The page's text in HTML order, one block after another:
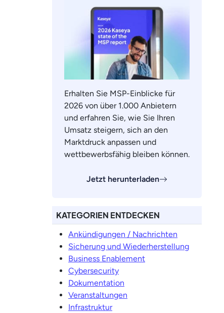
Erhalten Sie MSP-Einblicke für
2026 von über 1.000 Anbietern
und erfahren Sie, wie Sie Ihren
Umsatz steigern, sich an den
Marktdruck anpassen und
wettbewerbsfähig bleiben können.
Jetzt herunterladen
KATEGORIEN ENTDECKEN
Ankündigungen / Nachrichten
Sicherung und Wiederherstellung
Business Enablement
Cybersecurity
Dokumentation
Veranstaltungen
Infrastruktur